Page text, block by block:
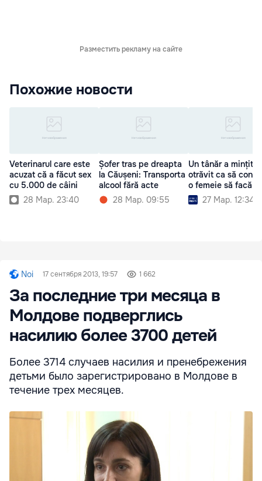
Разместить рекламу на сайте
Похожие новости
Veterinarul care este
acuzat că a făcut sex
cu 5.000 de câini
28 Мар. 23:40
Șofer tras pe dreapta
la Căușeni: Transporta
alcool fără acte
28 Мар. 09:55
Un tânăr a mințit
otrăvit ca să
o femeie să facă
27 Мар. 12:34
Noi 17 сентября 2013, 19:57 1 662
За последние три месяца в
Молдове подверглись
насилию более 3700 детей
Более 3714 случаев насилия и пренебрежения
детьми было зарегистрировано в Молдове в
течение трех месяцев.